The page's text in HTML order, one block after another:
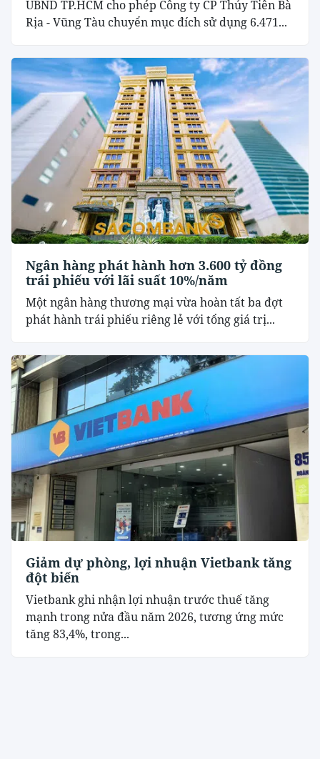
UBND TP.HCM cho phép Công ty CP Thủy Tiên Bà
Rịa - Vũng Tàu chuyển mục đích sử dụng 6.471...
Ngân hàng phát hành hơn 3.600 tỷ đồng
trái phiếu với lãi suất 10%/năm
Một ngân hàng thương mại vừa hoàn tất ba đợt
phát hành trái phiếu riêng lẻ với tổng giá trị...
Giảm dự phòng, lợi nhuận Vietbank tăng
đột biến
Vietbank ghi nhận lợi nhuận trước thuế tăng
mạnh trong nửa đầu năm 2026, tương ứng mức
tăng 83,4%, trong...